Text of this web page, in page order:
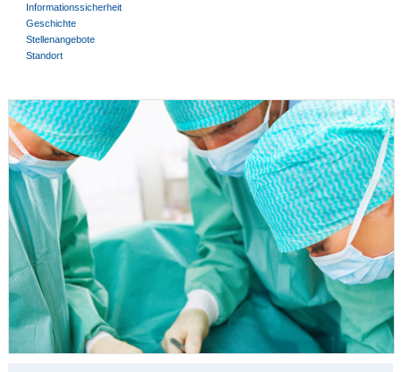
Informationssicherheit
Geschichte
Stellenangebote
Standort